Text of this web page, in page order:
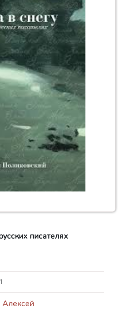
писателях
Алексей